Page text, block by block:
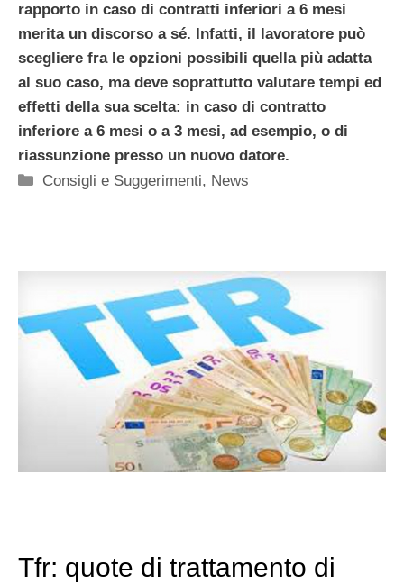
rapporto in caso di contratti inferiori a 6 mesi
merita un discorso a sé. Infatti, il lavoratore può
scegliere fra le opzioni possibili quella più adatta
al suo caso, ma deve soprattutto valutare tempi ed
effetti della sua scelta: in caso di contratto
inferiore a 6 mesi o a 3 mesi, ad esempio, o di
riassunzione presso un nuovo datore.
Categorie
Consigli e Suggerimenti, News
Tfr: quote di trattamento di